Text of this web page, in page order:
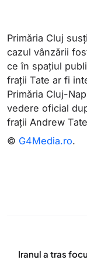
Primăria Cluj
cazul vânzării
ce în spațiul
frații Tate ar fi
Primăria Cluj-
vedere oficial
frații Andrew
© G4Media.ro.
Iranul a tras